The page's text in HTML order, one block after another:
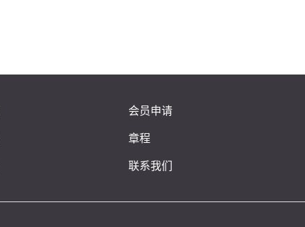
会员申请
章程
联系我们